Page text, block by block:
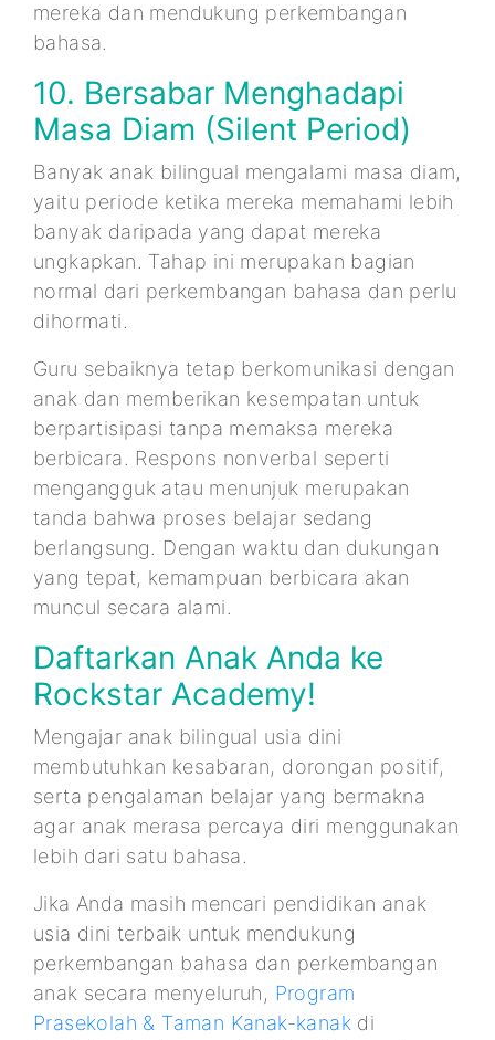
mereka dan mendukung perkembangan
bahasa.
10. Bersabar Menghadapi
Masa Diam (Silent Period)
Banyak anak bilingual mengalami masa diam,
yaitu periode ketika mereka memahami lebih
banyak daripada yang dapat mereka
ungkapkan. Tahap ini merupakan bagian
normal dari perkembangan bahasa dan perlu
dihormati.
Guru sebaiknya tetap berkomunikasi dengan
anak dan memberikan kesempatan untuk
berpartisipasi tanpa memaksa mereka
berbicara. Respons nonverbal seperti
mengangguk atau menunjuk merupakan
tanda bahwa proses belajar sedang
berlangsung. Dengan waktu dan dukungan
yang tepat, kemampuan berbicara akan
muncul secara alami.
Daftarkan Anak Anda ke
Rockstar Academy!
Mengajar anak bilingual usia dini
membutuhkan kesabaran, dorongan positif,
serta pengalaman belajar yang bermakna
agar anak merasa percaya diri menggunakan
lebih dari satu bahasa.
Jika Anda masih mencari pendidikan anak
usia dini terbaik untuk mendukung
perkembangan bahasa dan perkembangan
anak secara menyeluruh, Program
Prasekolah & Taman Kanak-kanak di